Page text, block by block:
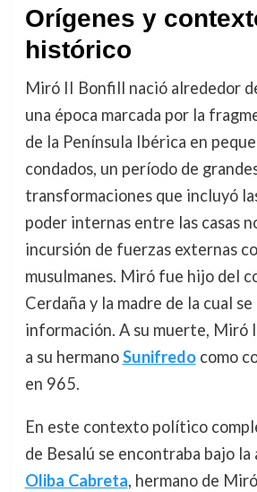
Orígenes y
histórico
Miró II Bonfill nació alrededor
una época marcada por la
de la Península Ibérica en
condados, un período de
transformaciones que incluyó
poder internas entre las casas
incursión de fuerzas externas
musulmanes. Miró fue hijo del
Cerdaña y la madre de la cual
información. A su muerte, Miró
a su hermanoSunifredocomo
en 965.
En este contexto político
de Besalú se encontraba bajo
Oliba Cabreta, hermano de